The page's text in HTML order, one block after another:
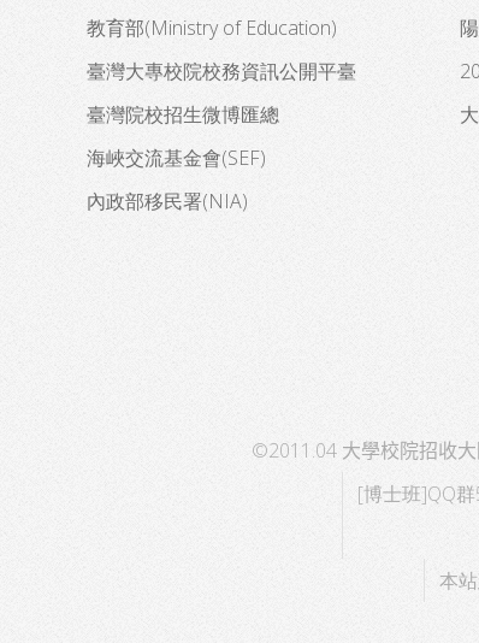
教育部(Ministry of Education)
臺灣大專校院校務資訊公開平臺
臺灣院校招生微博匯總
海峽交流基金會(SEF)
內政部移民署(NIA)
©2011.04 大學校院招收
[博士班]QQ
本